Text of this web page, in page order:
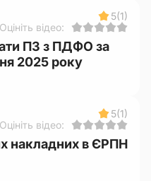
5(1)
Оцініть відео:
ПЗ з ПДФО за
2025 року
5(1)
Оцініть відео:
накладних в ЄРПН